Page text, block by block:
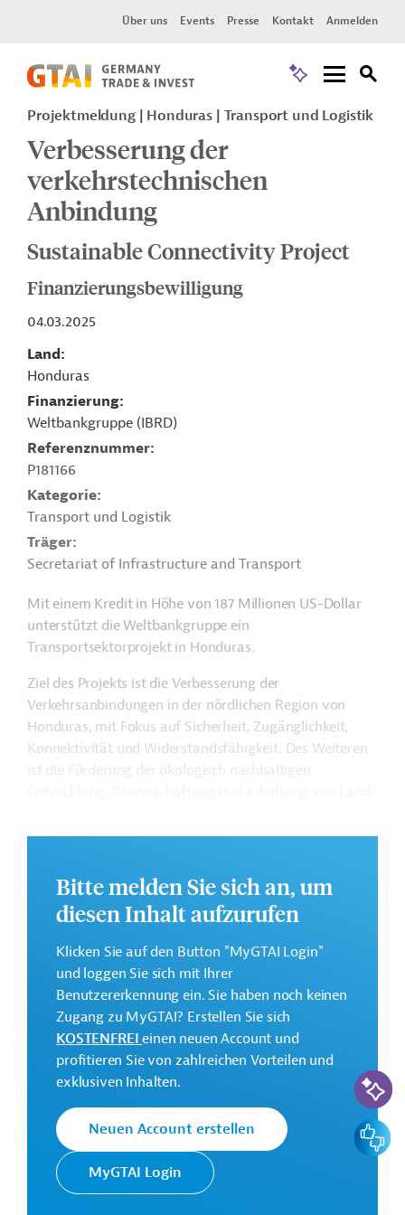
Über uns Events Presse Kontakt Anmelden
Projektmeldung Honduras Transport und Logistik
Verbesserung der
verkehrstechnischen
Anbindung
Sustainable Connectivity Project
Finanzierungsbewilligung
04.03.2025
Land
Honduras
Finanzierung
Weltbankgruppe (IBRD)
Referenznummer
P181166
Kategorie
Transport und Logistik
Träger
Secretariat of Infrastructure and Transport
Mit einem Kredit in Höhe von 187 Millionen US-Dollar
unterstützt die Weltbankgruppe ein
Transportsektorprojekt in Honduras.
Ziel des Projekts ist die Verbesserung der
Verkehrsanbindungen in der nördlichen Region von
Honduras, mit Fokus auf Sicherheit, Zugänglichkeit,
Konnektivität und Widerstandsfähigkeit. Des Weiteren
ist die Förderung der ökologisch nachhaltigen
vorgesehen.
geplant.
Weitere Informationen zu dem Entwicklungsprojekt
finden Sie auf der
Webseite der Weltbankgruppe
und im Originaldokument, das zum Download
bereitsteht.
GTAI informiert über dieWeltbankgruppe
Schwerpunkte, Regularien und praktische Hinweise zur
Geschäftsanbahnung.
187 Millionen US-Dollar
Geberbeitrag:
187 Millionen US-Dollar (IDA, Kredit)
Bitte melden Sie sich an, um
diesen Inhalt aufzurufen
Klicken Sie auf den Button "MyGTAI Login"
und loggen Sie sich mit Ihrer
Benutzererkennung ein. Sie haben noch keinen
Zugang zu MyGTAI? Erstellen Sie sich
KOSTENFREIeinen neuen Account und
profitieren Sie von zahlreichen Vorteilen und
exklusiven Inhalten.
Neuen Account erstellen
MyGTAI Login
KI-